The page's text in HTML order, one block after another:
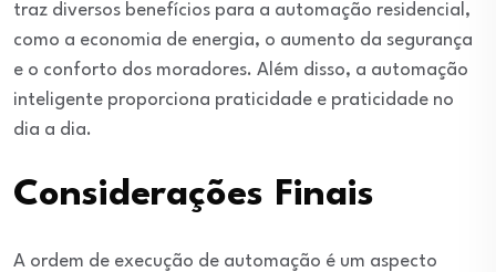
traz diversos benefícios para a automação residencial,
como a economia de energia, o aumento da segurança
e o conforto dos moradores. Além disso, a automação
inteligente proporciona praticidade e praticidade no
dia a dia.
Considerações Finais
A ordem de execução de automação é um aspecto